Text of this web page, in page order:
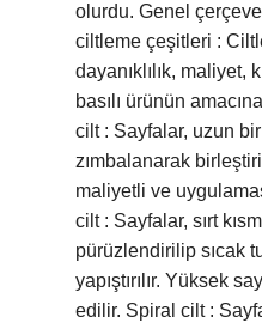
olurdu. Genel
ciltleme çeşitleri :
dayanıklılık, maliyet,
basılı ürünün
cilt : Sayfalar, uzun
zımbalanarak
maliyetli ve
cilt : Sayfalar, sırt
pürüzlendirilip sıcak
yapıştırılır. Yüksek
edilir. Spiral cilt :